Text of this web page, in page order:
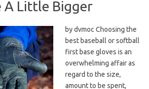
A Little Bigger
by dvmoc Choosing the
best baseball or softball
first base gloves is an
overwhelming affair as
regard to the size,
amount to be spent,